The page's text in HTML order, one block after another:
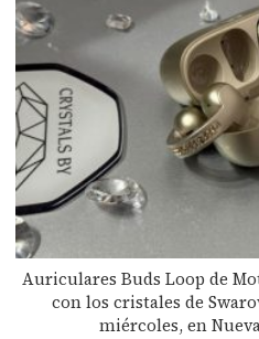
Auriculares Buds Loop de
con los cristales de
miércoles, en